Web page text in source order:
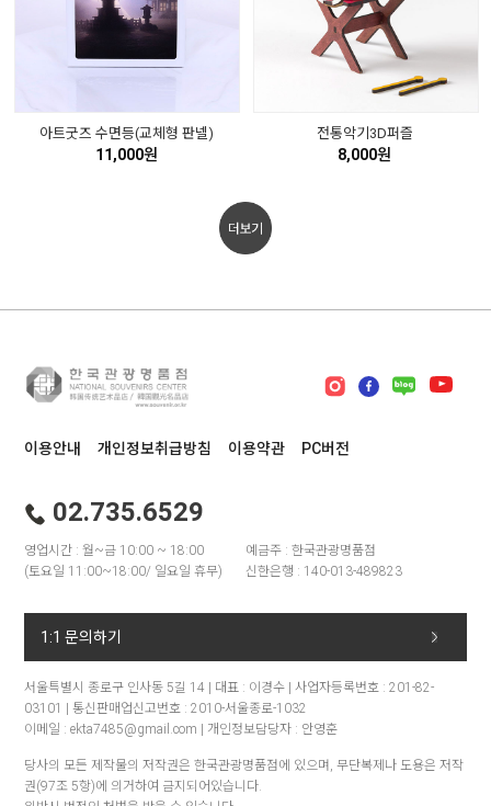
아트굿즈 수면등(교체형 판넬)
11,000원
전통악기3D퍼즐
8,000원
이용안내 개인정보취급방침 이용약관 PC버전
02.735.6529
영업시간 : 월~금 10:00 ~ 18:00
(토요일 11:00~18:00/ 일요일 휴무)
예금주 : 한국관광명품점
신한은행 : 140-013-489823
1:1 문의하기
서울특별시 종로구 인사동 5길 14 | 대표 : 이경수 | 사업자등록번호 : 201-82-
03101 | 통신판매업신고번호 : 2010-서울종로-1032
이메일 : ekta7485@gmail.com | 개인정보담당자 : 안영훈
당사의 모든 제작물의 저작권은 한국관광명품점에 있으며, 무단복제나 도용은 저작
권(97조 5항)에 의거하여 금지되어있습니다.